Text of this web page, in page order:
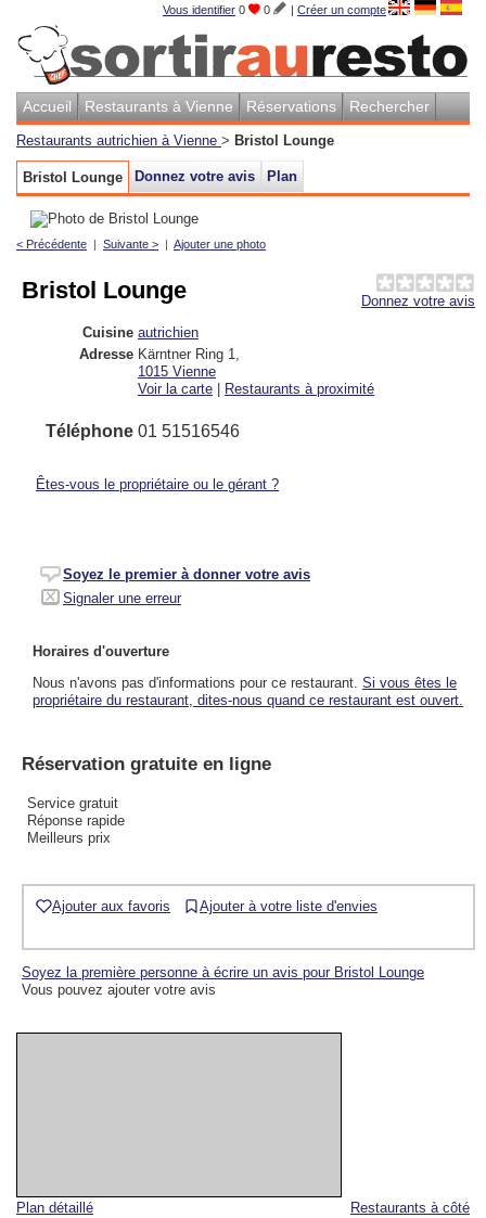
Vous identifier 0 0 | Créer un compte
Accueil Restaurants à Vienne Réservations Rechercher
Restaurants autrichien à Vienne > Bristol Lounge
Bristol Lounge Donnez votre avis Plan
< Précédente | Suivante > | Ajouter une photo
Restaurants à côté
Plan détaillé
Donnez votre avis
Bristol Lounge
Cuisine autrichien
Adresse Kärntner Ring 1
1015 Vienne
Voir la carte
Restaurants à proximité
Téléphone 01 51516546
Êtes-vous le propriétaire ou le gérant ?
Soyez le premier à donner votre avis
Signaler une erreur
Horaires d'ouverture
Nous n'avons pas d'informations pour ce restaurant. Si vous êtes le
propriétaire du restaurant, dites-nous quand ce restaurant est ouvert.
Réservation gratuite en ligne
Service gratuit
Réponse rapide
Meilleurs prix
Ajouter aux favoris Ajouter à votre liste d'envies
Soyez la première personne à écrire un avis pour Bristol Lounge
Vous pouvez ajouter votre avis